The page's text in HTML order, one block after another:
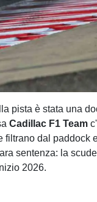
pista è stata una
Cadillac F1 Team
filtrano dal paddock
sentenza: la
2026.